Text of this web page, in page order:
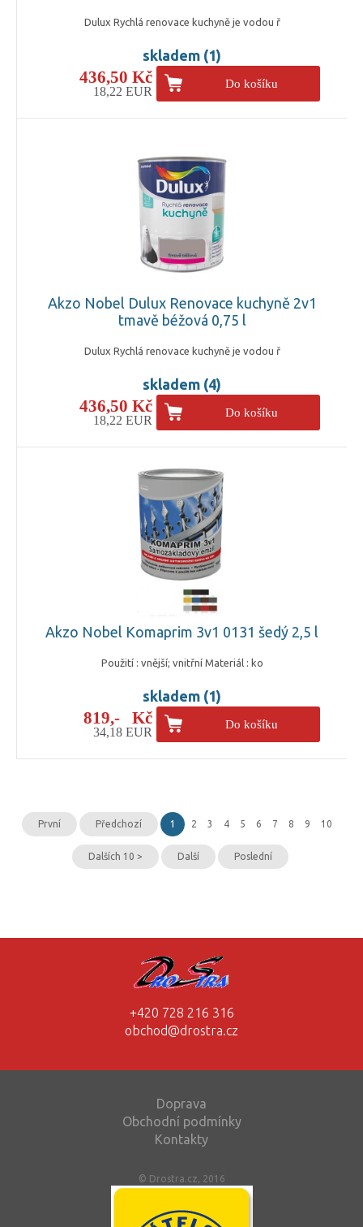
Dulux Rychlá renovace kuchyně je vodou ř
skladem (1)
436,50 Kč
18,22 EUR
Do košíku
Akzo Nobel Dulux Renovace kuchyně 2v1
tmavě béžová 0,75 l
Dulux Rychlá renovace kuchyně je vodou ř
skladem (4)
436,50 Kč
18,22 EUR
Do košíku
Akzo Nobel Komaprim 3v1 0131 šedý 2,5 l
Použití : vnější; vnitřní Materiál : ko
skladem (1)
819,- Kč
34,18 EUR
Do košíku
První Předchozí 1 2 3 4 5 6 7 8 9 10
Dalších 10 > Další Poslední
+420 728 216 316
obchod@drostra.cz
Doprava
Obchodní podmínky
Kontakty
© Drostra.cz, 2016